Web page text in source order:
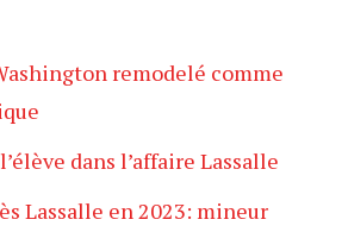
remodelé comme
dans l’affaire Lassalle
Lassalle en 2023: mineur